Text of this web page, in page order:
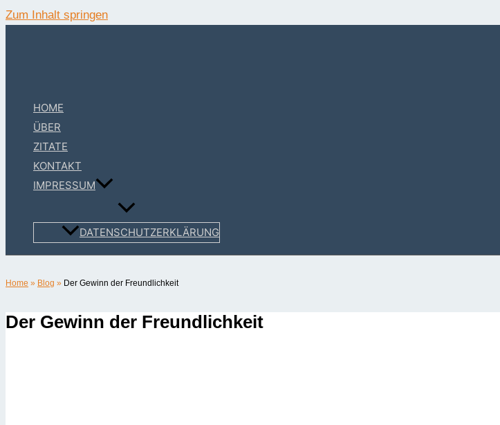
Zum Inhalt springen
HOME
ÜBER
ZITATE
KONTAKT
IMPRESSUM
DATENSCHUTZERKLÄRUNG
Home » Blog » Der Gewinn der Freundlichkeit
Der Gewinn der Freundlichkeit